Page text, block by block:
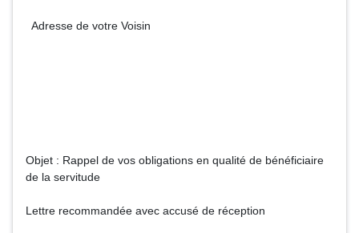
Adresse de votre Voisin
Objet : Rappel de vos obligations en qualité de bénéficiaire
de la servitude
Lettre recommandée avec accusé de réception